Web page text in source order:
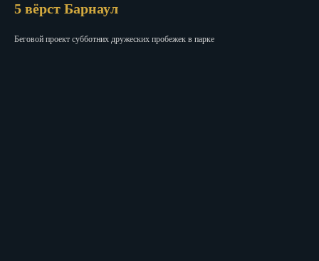
5 вёрст Барнаул
Беговой проект субботних дружеских пробежек в парке